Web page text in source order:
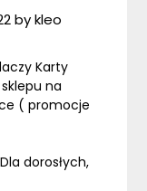
bykleo
Karty
na
( promocje
dorosłych,